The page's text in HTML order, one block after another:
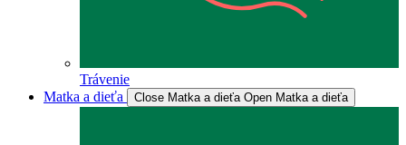
Trávenie
Matka a dieťa
Close Matka a dieťa Open Matka a dieťa